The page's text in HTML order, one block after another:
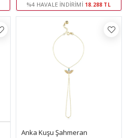
%4 HAVALE İNDIRIMI 18.288 TL
Anka Kuşu Şahmeran